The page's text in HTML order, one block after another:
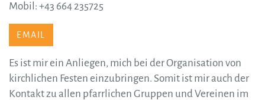
Mobil: +43 664 235725
EMAIL
Es ist mir ein Anliegen, mich bei der Organisation von
kirchlichen Festen einzubringen. Somit ist mir auch der
Kontakt zu allen pfarrlichen Gruppen und Vereinen im